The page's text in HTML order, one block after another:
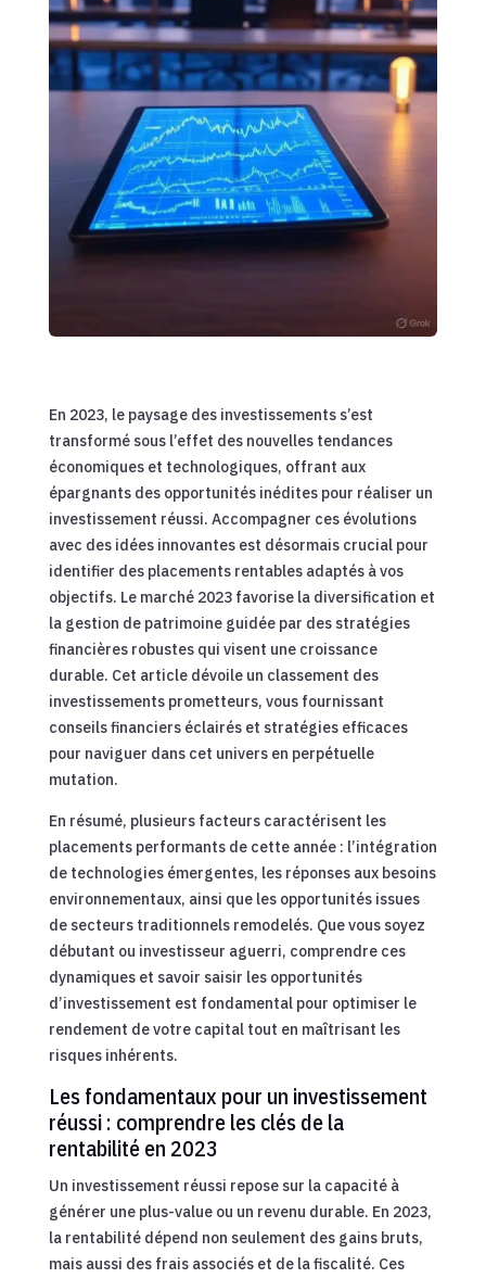
En 2023, le paysage des investissements s’est
transformé sous l’effet des nouvelles tendances
économiques et technologiques, offrant aux
épargnants des opportunités inédites pour réaliser un
investissement réussi. Accompagner ces évolutions
avec des idées innovantes est désormais crucial pour
identifier des placements rentables adaptés à vos
objectifs. Le marché 2023 favorise la diversification et
la gestion de patrimoine guidée par des stratégies
financières robustes qui visent une croissance
durable. Cet article dévoile un classement des
investissements prometteurs, vous fournissant
conseils financiers éclairés et stratégies efficaces
pour naviguer dans cet univers en perpétuelle
mutation.
En résumé, plusieurs facteurs caractérisent les
placements performants de cette année : l’intégration
de technologies émergentes, les réponses aux besoins
environnementaux, ainsi que les opportunités issues
de secteurs traditionnels remodelés. Que vous soyez
débutant ou investisseur aguerri, comprendre ces
dynamiques et savoir saisir les opportunités
d’investissement est fondamental pour optimiser le
rendement de votre capital tout en maîtrisant les
risques inhérents.
Les fondamentaux pour un investissement
réussi : comprendre les clés de la
rentabilité en 2023
Un investissement réussi repose sur la capacité à
générer une plus-value ou un revenu durable. En 2023,
la rentabilité dépend non seulement des gains bruts,
mais aussi des frais associés et de la fiscalité. Ces